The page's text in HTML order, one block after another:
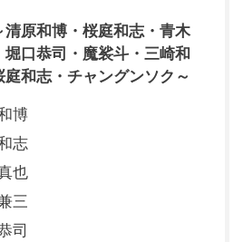
原和博・桜庭和志・青木
口恭司・魔裟斗・三崎和
和志・チャングンソク～
博
志
也
三
司